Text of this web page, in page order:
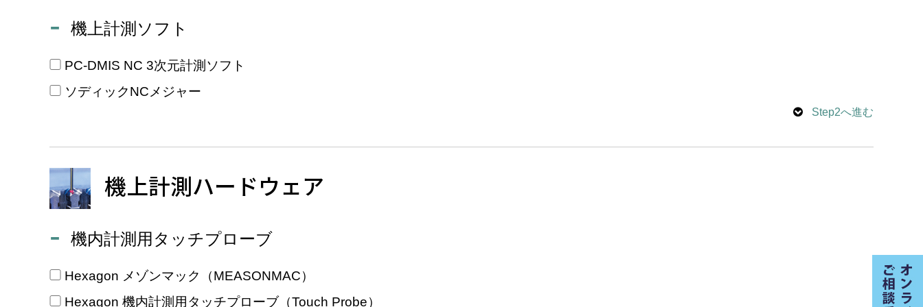
機上計測ソフト
PC-DMIS NC 3次元計測ソフト
ソディックNCメジャー
Step2へ進む
機上計測ハードウェア
機内計測用タッチプローブ
Hexagon メゾンマック（MEASONMAC）
Hexagon 機内計測用タッチプローブ（Touch Probe）